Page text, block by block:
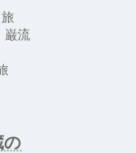
巌流
の